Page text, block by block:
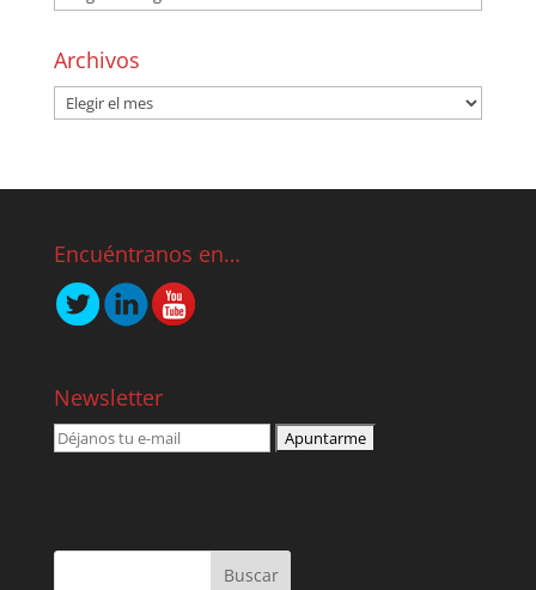
Archivos
Encuéntranos en…
Newsletter